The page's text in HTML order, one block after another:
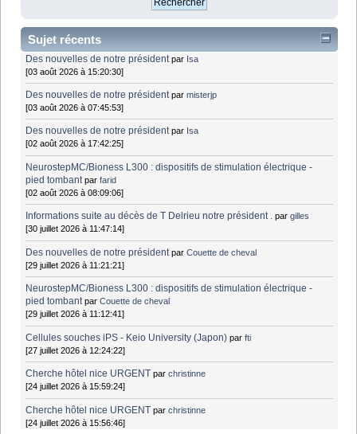
Sujet récents
Des nouvelles de notre président par Isa
[03 août 2026 à 15:20:30]
Des nouvelles de notre président parmisterjp
[03 août 2026 à 07:45:53]
Des nouvelles de notre président par Isa
[02 août 2026 à 17:42:25]
NeurostepMC/Bioness L300 : dispositifs de stimulation électrique -
pied tombant parfarid
[02 août 2026 à 08:09:06]
Informations suite au décès de T Delrieu notre président . pargilles
[30 juillet 2026 à 11:47:14]
Des nouvelles de notre président parCouette de cheval
[29 juillet 2026 à 11:21:21]
NeurostepMC/Bioness L300 : dispositifs de stimulation électrique -
pied tombant parCouette de cheval
[29 juillet 2026 à 11:12:41]
Cellules souches iPS - Keio University (Japon) parfti
[27 juillet 2026 à 12:24:22]
Cherche hôtel nice URGENT parchristinne
[24 juillet 2026 à 15:59:24]
Cherche hôtel nice URGENT parchristinne
[24 juillet 2026 à 15:56:46]